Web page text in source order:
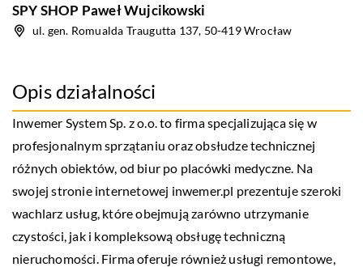
SPY SHOP Paweł Wujcikowski
ul. gen. Romualda Traugutta 137, 50-419 Wrocław
Opis działalności
Inwemer System Sp. z o.o. to firma specjalizująca się w
profesjonalnym sprzątaniu oraz obsłudze technicznej
różnych obiektów, od biur po placówki medyczne. Na
swojej stronie internetowej inwemer.pl prezentuje szeroki
wachlarz usług, które obejmują zarówno utrzymanie
czystości, jak i kompleksową obsługę techniczną
nieruchomości. Firma oferuje również usługi remontowe,